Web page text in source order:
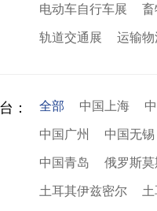
电动车自行车展 畜
轨道交通展 运输物
： 全部 中国上海
中国广州 中国无锡
中国青岛 俄罗斯
土耳其伊兹密尔